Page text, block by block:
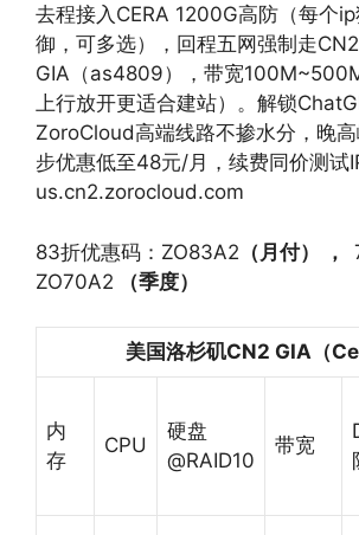
去程接入CERA 1200G高防（每个
御，可多选），回程五网强制走CN2
GIA（as4809），带宽
上行放开更适合建站）。解锁
ZoroCloud高端线路不掺水分，晚
步优惠低至48元/月，续费同价测试
us.cn2.zorocloud.com
83折优惠码：ZO83A2 （月付） ，
ZO70A2 （季度）
美国洛杉矶CN2 GIA（
内
存
CPU
硬盘
@RAID10
带宽